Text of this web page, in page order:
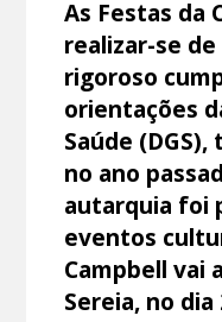
As Festas da
realizar-se de
rigoroso
orientações
Saúde
no ano
autarquia foi
eventos
Campbell vai
Sereia, no